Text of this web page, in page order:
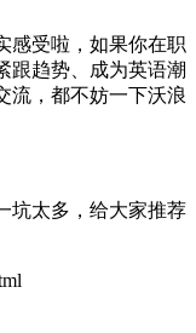
感受啦，如果你在职
跟趋势、成为英语潮
流，都不妨一下沃浪
坑太多，给大家推荐